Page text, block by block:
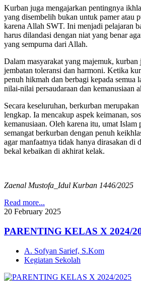
Kurban juga mengajarkan pentingnya
yang disembelih bukan untuk pamer atau
karena Allah SWT. Ini menjadi pelajaran
harus dilandasi dengan niat yang benar
yang sempurna dari Allah.
Dalam masyarakat yang majemuk, kurban
jembatan toleransi dan harmoni. Ketika
penuh hikmah dan berbagi kepada semua
nilai-nilai persaudaraan dan kemanusiaan
Secara keseluruhan, berkurban
lengkap. Ia mencakup aspek keimanan,
kemanusiaan. Oleh karena itu, umat Islam
semangat berkurban dengan penuh
agar manfaatnya tidak hanya dirasakan di
bekal kebaikan di akhirat kelak.
Zaenal Mustofa_Idul Kurban 1446/2025
Read more...
20 February 2025
PARENTING KELAS X 2024/
A. Sofyan Sarief, S.Kom
Kegiatan Sekolah